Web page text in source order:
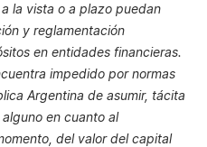
la vista o a plazo puedan
y reglamentación
en entidades financieras.
impedido por normas
Argentina de asumir, tácita
en cuanto al
del valor del capital